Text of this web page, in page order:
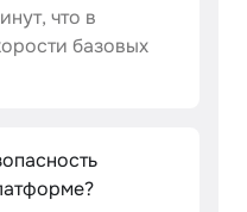
что в
базовых